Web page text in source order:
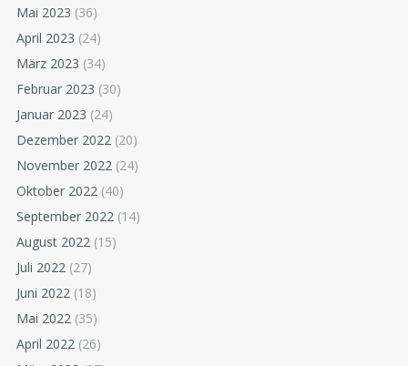
Mai 2023 (36)
April 2023 (24)
März 2023 (34)
Februar 2023 (30)
Januar 2023 (24)
Dezember 2022 (20)
November 2022 (24)
Oktober 2022 (40)
September 2022 (14)
August 2022 (15)
Juli 2022 (27)
Juni 2022 (18)
Mai 2022 (35)
April 2022 (26)